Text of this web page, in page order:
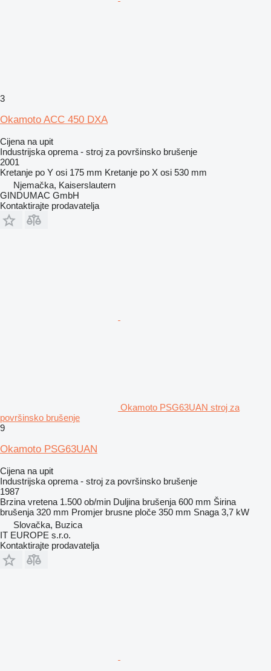
3
Okamoto ACC 450 DXA
Cijena na upit
Industrijska oprema - stroj za površinsko brušenje
2001
Kretanje po Y osi 175 mm Kretanje po X osi 530 mm
Njemačka, Kaiserslautern
GINDUMAC GmbH
Kontaktirajte prodavatelja
Okamoto PSG63UAN stroj za
površinsko brušenje
9
Okamoto PSG63UAN
Cijena na upit
Industrijska oprema - stroj za površinsko brušenje
1987
Brzina vretena 1.500 ob/min Duljina brušenja 600 mm Širina
brušenja 320 mm Promjer brusne ploče 350 mm Snaga 3,7 kW
Slovačka, Buzica
IT EUROPE s.r.o.
Kontaktirajte prodavatelja